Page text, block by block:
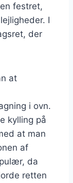
festret,
I
der
at
i ovn.
kylling på
at man
af
da
retten